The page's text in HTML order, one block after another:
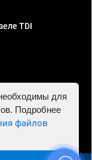
TDI
для
Подробнее
файлов